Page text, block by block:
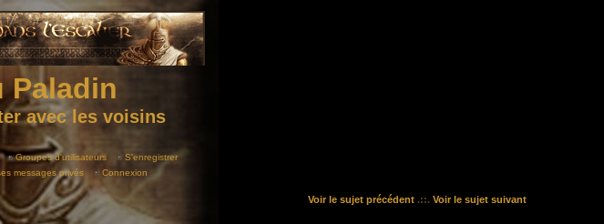
Paladin
avec les voisins
Groupes d'utilisateurs
S'enregistrer
messages privés Connexion
Voir le sujet précédent.::. Voir le sujet suivant